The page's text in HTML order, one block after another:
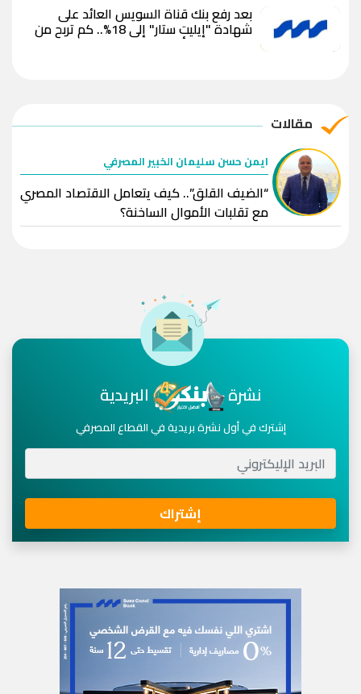
بعد رفع بنك قناة السويس العائد على
شهادة "إيليت ستار" إلى 18%.. كم تربح من
استثمار 100 ألف جنيه؟
مقالات
ايمن حسن سليمان الخبير المصرفي
“الضيف القلق”.. كيف يتعامل الاقتصاد المصري
مع تقلبات الأموال الساخنة؟
نشرة البريدية
إشترك في أول نشرة بريدية في القطاع المصرفي